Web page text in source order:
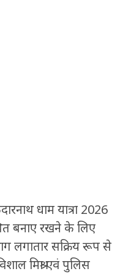
धाम यात्रा 2026
बनाए रखने के लिए
लगातार सक्रिय रूप से
मिश्रा एवं पुलिस